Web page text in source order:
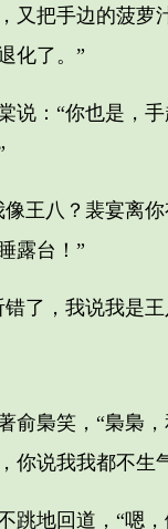
又把手边的菠萝
化了。”
说：“你也是，
像王八？裴宴离
露台！”
了，我说我是王
俞梟笑，“梟梟
你说我我都不生
跳地回道，“嗯